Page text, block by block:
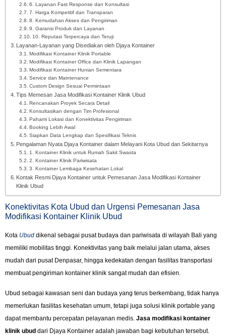
6. Layanan Fast Response dan Konsultasi
7. Harga Kompetitif dan Transparan
8. Kemudahan Akses dan Pengiriman
9. Garansi Produk dan Layanan
10. Reputasi Terpercaya dan Teruji
Layanan-Layanan yang Disediakan oleh Djaya Kontainer
Modifikasi Kontainer Klinik Portable
Modifikasi Kontainer Office dan Klinik Lapangan
Modifikasi Kontainer Hunian Sementara
Service dan Maintenance
Custom Design Sesuai Permintaan
Tips Memesan Jasa Modifikasi Kontainer Klinik Ubud
Rencanakan Proyek Secara Detail
Konsultasikan dengan Tim Profesional
Pahami Lokasi dan Konektivitas Pengiriman
Booking Lebih Awal
Siapkan Data Lengkap dan Spesifikasi Teknis
Pengalaman Nyata Djaya Kontainer dalam Melayani Kota Ubud dan Sekitarnya
1. Kontainer Klinik untuk Rumah Sakit Swasta
2. Kontainer Klinik Pariwisata
3. Kontainer Lembaga Kesehatan Lokal
Kontak Resmi Djaya Kontainer untuk Pemesanan Jasa Modifikasi Kontainer
Klinik Ubud
Konektivitas Kota Ubud dan Urgensi Pemesanan Jasa
Modifikasi Kontainer Klinik Ubud
Kota Ubud dikenal sebagai pusat budaya dan pariwisata di wilayah Bali yang
memiliki mobilitas tinggi. Konektivitas yang baik melalui jalan utama, akses
mudah dari pusat Denpasar, hingga kedekatan dengan fasilitas transportasi
membuat pengiriman kontainer klinik sangat mudah dan efisien.
Ubud sebagai kawasan seni dan budaya yang terus berkembang, tidak hanya
memerlukan fasilitas kesehatan umum, tetapi juga solusi klinik portable yang
dapat membantu percepatan pelayanan medis. Jasa modifikasi kontainer
klinik ubud dari Djaya Kontainer adalah jawaban bagi kebutuhan tersebut.